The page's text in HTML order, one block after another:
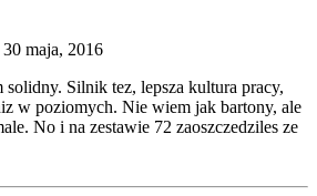
maja, 2016
Silnik tez, lepsza kultura pracy,
w poziomych. Nie wiem jak bartony, ale
No i na zestawie 72 zaoszczedziles ze